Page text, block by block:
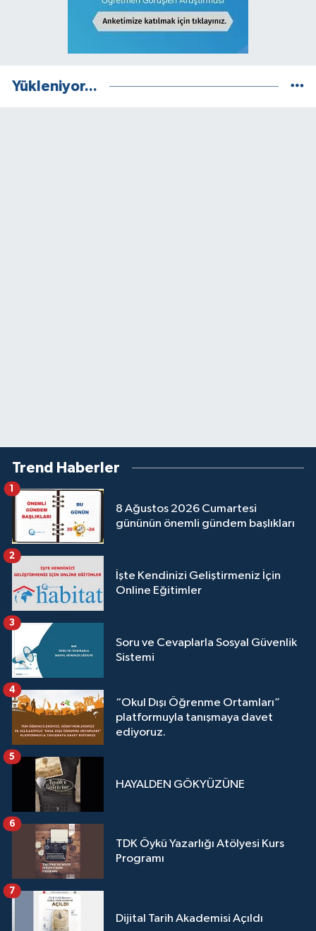
Yükleniyor...
Trend Haberler
8 Ağustos 2026 Cumartesi
gününün önemli gündem başlıkları
1
İşte Kendinizi Geliştirmeniz İçin
Online Eğitimler
2
Soru ve Cevaplarla Sosyal Güvenlik
Sistemi
3
“Okul Dışı Öğrenme Ortamları”
platformuyla tanışmaya davet
ediyoruz.
4
HAYALDEN GÖKYÜZÜNE
5
TDK Öykü Yazarlığı Atölyesi Kurs
Programı
6
Dijital Tarih Akademisi Açıldı
7